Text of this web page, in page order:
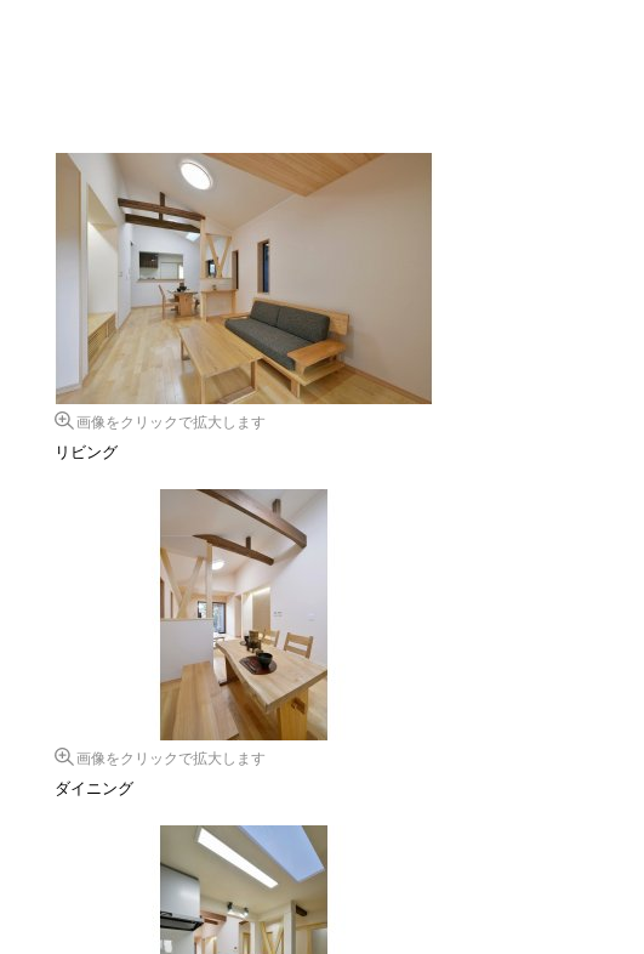
画像をクリックで拡大します
リビング
画像をクリックで拡大します
ダイニング